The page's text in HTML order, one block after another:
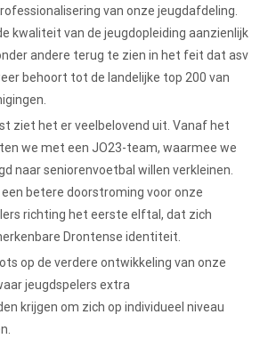
van onze jeugdafdeling.
kwaliteit van de jeugdopleiding aanzienlijk
andere terug te zien in het feit dat asv
behoort tot de landelijke top 200 van
ziet het er veelbelovend uit. Vanaf het
we met een JO23-team, waarmee we
naar seniorenvoetbal willen verkleinen.
betere doorstroming voor onze
richting het eerste elftal, dat zich
Drontense identiteit.
op de verdere ontwikkeling van onze
jeugdspelers extra
krijgen om zich op individueel niveau